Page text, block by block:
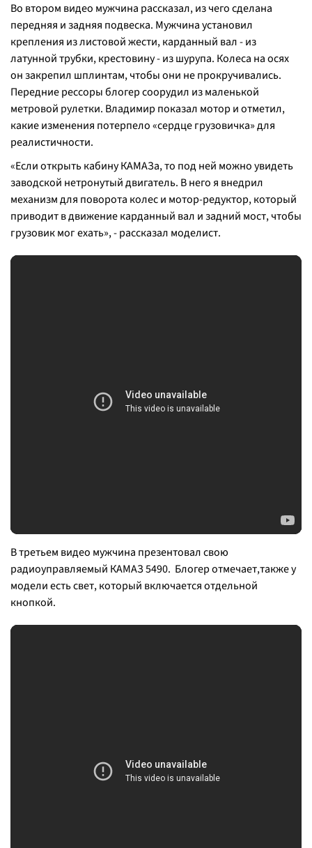
Во втором видео мужчина рассказал, из чего сделана
передняя и задняя подвеска. Мужчина установил
крепления из листовой жести, карданный вал - из
латунной трубки, крестовину - из шурупа. Колеса на осях
он закрепил шплинтам, чтобы они не прокручивались.
Передние рессоры блогер соорудил из маленькой
метровой рулетки. Владимир показал мотор и отметил,
какие изменения потерпело «сердце грузовичка» для
реалистичности.
«Если открыть кабину КАМАЗа, то под ней можно увидеть
заводской нетронутый двигатель. В него я внедрил
механизм для поворота колес и мотор-редуктор, который
приводит в движение карданный вал и задний мост, чтобы
грузовик мог ехать», - рассказал моделист.
В третьем видео мужчина презентовал свою
радиоуправляемый КАМАЗ 5490. Блогер отмечает,также у
модели есть свет, который включается отдельной
кнопкой.